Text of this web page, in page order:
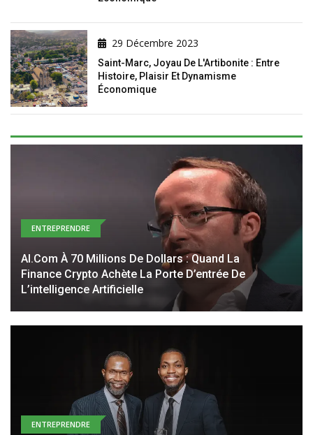
29 Décembre 2023
Saint-Marc, Joyau De L'Artibonite : Entre
Histoire, Plaisir Et Dynamisme
Économique
ENTREPRENDRE
AI.com À 70 Millions De Dollars : Quand La
Finance Crypto Achète La Porte D’entrée De
L’intelligence Artificielle
ENTREPRENDRE